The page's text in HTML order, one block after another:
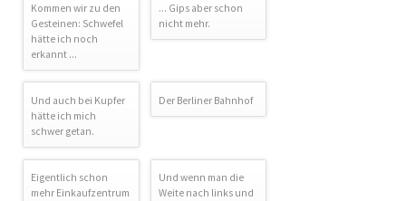
Kommen wir zu den
Gesteinen: Schwefel
hätte ich noch
erkannt ...
... Gips aber schon
nicht mehr.
Und auch bei Kupfer
hätte ich mich
schwer getan.
Der Berliner Bahnhof
Eigentlich schon
mehr Einkaufzentrum
Und wenn man die
Weite nach links und